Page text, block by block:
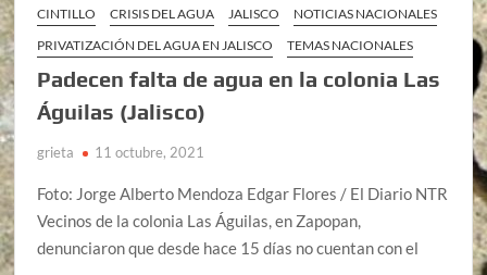
CINTILLO CRISIS DEL AGUA JALISCO
NOTICIAS NACIONALES
PRIVATIZACIÓN DEL AGUA EN JALISCO
TEMAS NACIONALES
Padecen falta de agua en la colonia Las
Águilas (Jalisco)
grieta 11 octubre, 2021
Foto: Jorge Alberto Mendoza Edgar Flores / El Diario NTR
Vecinos de la colonia Las Águilas, en Zapopan,
denunciaron que desde hace 15 días no cuentan con el